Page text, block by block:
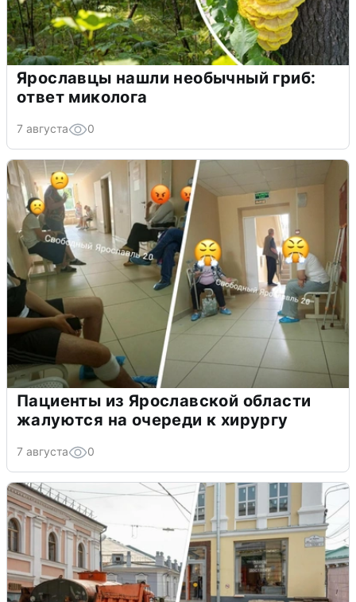
Ярославцы нашли необычный гриб:
ответ миколога
7 августа 0
Пациенты из Ярославской области
жалуются на очереди к хирургу
7 августа 0